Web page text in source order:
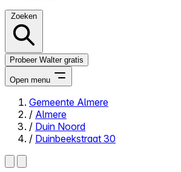
Zoeken
Probeer Walter gratis
Open menu
Close menu
Gemeente Almere
/ Almere
/ Duin Noord
/ Duinbeekstraat 30